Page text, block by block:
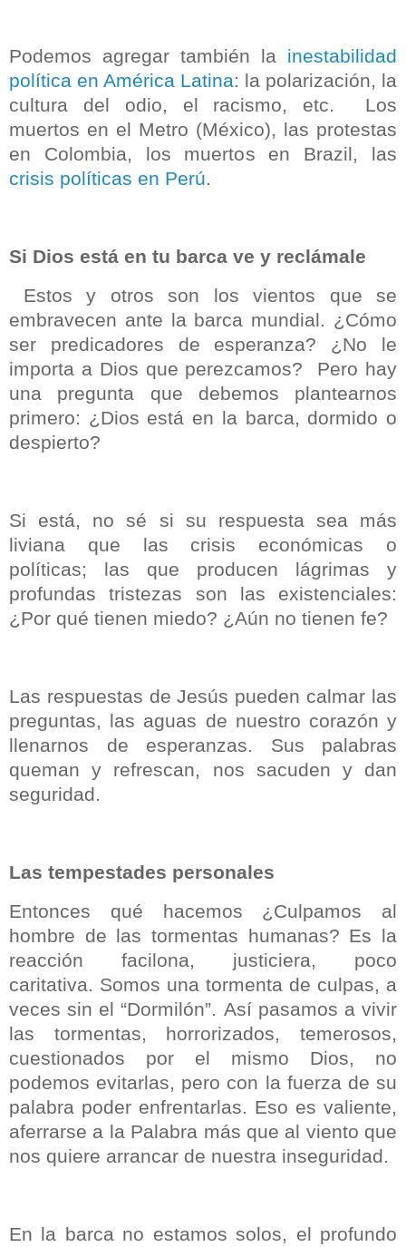
Podemos agregar también la inestabilidad
política en América Latina: la polarización, la
cultura del odio, el racismo, etc. Los
muertos en el Metro (México), las protestas
en Colombia, los muertos en Brazil, las
crisis políticas en Perú.
Si Dios está en tu barca ve y reclámale
Estos y otros son los vientos que se
embravecen ante la barca mundial. ¿Cómo
ser predicadores de esperanza? ¿No le
importa a Dios que perezcamos? Pero hay
una pregunta que debemos plantearnos
primero: ¿Dios está en la barca, dormido o
despierto?
Si está, no sé si su respuesta sea más
liviana que las crisis económicas o
políticas; las que producen lágrimas y
profundas tristezas son las existenciales:
¿Por qué tienen miedo? ¿Aún no tienen fe?
Las respuestas de Jesús pueden calmar las
preguntas, las aguas de nuestro corazón y
llenarnos de esperanzas. Sus palabras
queman y refrescan, nos sacuden y dan
seguridad.
Las tempestades personales
Entonces qué hacemos ¿Culpamos al
hombre de las tormentas humanas? Es la
reacción facilona, justiciera, poco
caritativa. Somos una tormenta de culpas, a
veces sin el “Dormilón”. Así pasamos a vivir
las tormentas, horrorizados, temerosos,
cuestionados por el mismo Dios, no
podemos evitarlas, pero con la fuerza de su
palabra poder enfrentarlas. Eso es valiente,
aferrarse a la Palabra más que al viento que
nos quiere arrancar de nuestra inseguridad.
En la barca no estamos solos, el profundo